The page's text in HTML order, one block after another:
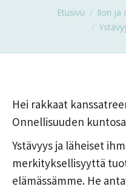
You are here:
Etusivu
Ilon ja
Hei rakkaat
Onnellisuuden
Ystävyys ja läheiset
merkityksellisyyttä
elämässämme. He